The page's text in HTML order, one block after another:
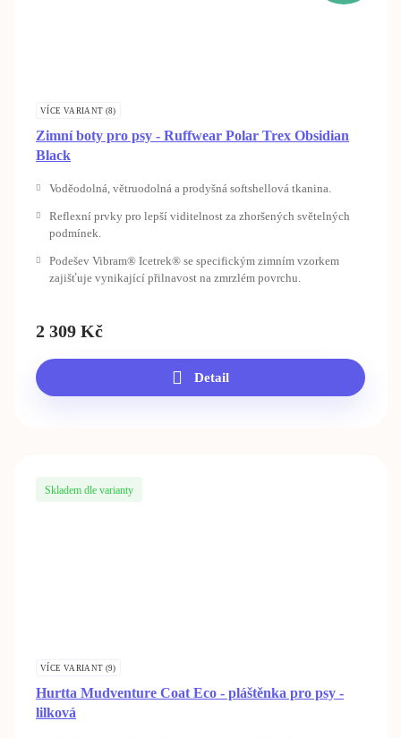
VÍCE VARIANT (8)
Zimní boty pro psy - Ruffwear Polar Trex Obsidian
Black
Voděodolná, větruodolná a prodyšná softshellová tkanina.
Reflexní prvky pro lepší viditelnost za zhoršených světelných
podmínek.
Podešev Vibram® Icetrek® se specifickým zimním vzorkem
zajišťuje vynikající přilnavost na zmrzlém povrchu.
2 309 Kč
Detail
VÍCE VARIANT (9)
Hurtta Mudventure Coat Eco - pláštěnka pro psy -
lilková
Skladem dle varianty